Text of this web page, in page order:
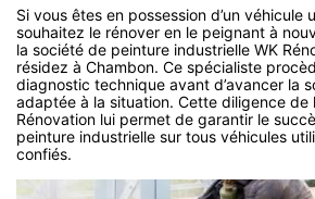
Si vous êtes en possession d’un véhicule
souhaitez le rénover en le peignant à
la société de peinture industrielle WK
résidez à Chambon. Ce spécialiste
diagnostic technique avant d’avancer la
adaptée à la situation. Cette diligence de
Rénovation lui permet de garantir le
peinture industrielle sur tous véhicules
confiés.